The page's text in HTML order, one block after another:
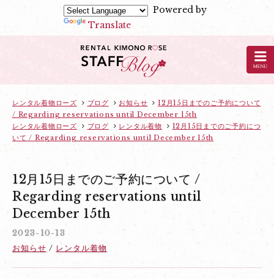
Powered by
Translate
着
ズ
レンタル着物ローズ ブログ お知らせ
12月15日までのご予約について
/ Regarding reservations until December 15th
レンタル着物ローズ
ブログ レンタル着物
12月15日までのご予約につ
いて / Regarding reservations until December 15th
12月15日までのご予約について /
Regarding reservations until
December 15th
2023-10-13
お知らせ
レンタル着物